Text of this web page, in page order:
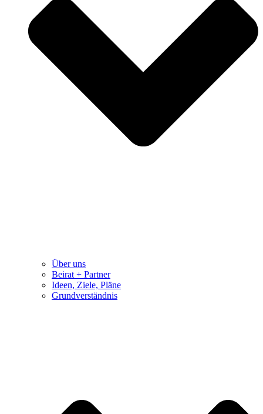
Über uns
Beirat + Partner
Ideen, Ziele, Pläne
Grundverständnis